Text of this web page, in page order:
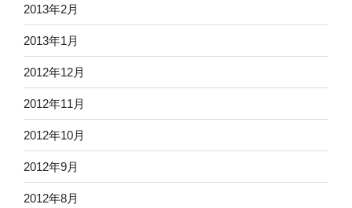
2013年2月
2013年1月
2012年12月
2012年11月
2012年10月
2012年9月
2012年8月